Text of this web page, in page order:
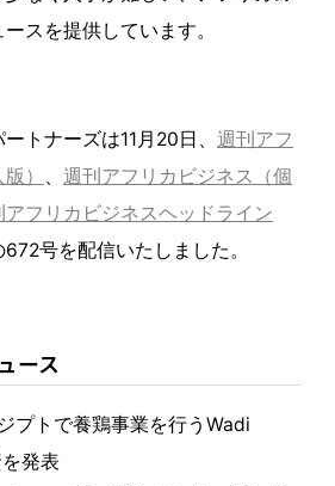
スを提供しています。
トナーズは11月20日、 週刊アフ
）
週刊アフリカビジネス（個
アフリカビジネスヘッドライン
672号を配信いたしました。
ース
プトで養鶏事業を行うWadi
発表